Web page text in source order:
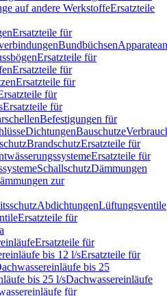
auf andere WerkstoffeErsatzteile
Ersatzteile für
Bundbüchsen
Ersatzteile für
Ersatzteile für
Ersatzteile für
für
Ersatzteile für
Befestigungen für
DichtungenBauschutze
BrandschutzErsatzteile für
Ersatzteile für
SchallschutzDämmungen
zur
AbdichtungenLüftungsventile
Ersatzteile für
Ersatzteile für
bis 12 l/sErsatzteile für
bis 25
bis 25 l/sDachwassereinläufe
für